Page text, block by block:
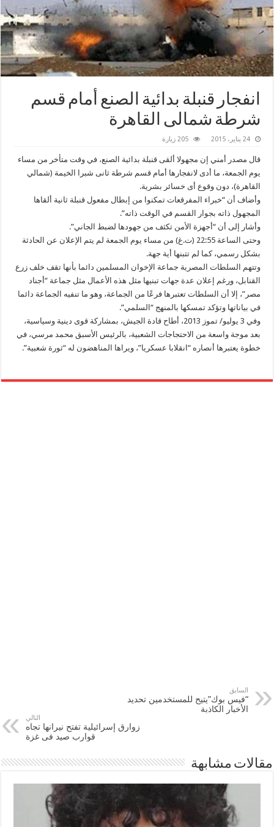
انفجار قنبلة بدائية الصنع أمام قسم
شرطة شمالى القاهرة
24 يناير، 2015 205 زيارة
قال مصدر أمني إن مجهولا ألقى قنبلة بدائية الصنع، في وقت متأخر من مساء
يوم الجمعة، ما أدى لانفجارها أمام قسم شرطة ثانى شبرا الخيمة (شمالي
القاهرة)، دون وقوع أى خسائر بشرية.
وأضاف أن “خبراء المفرقعات تمكنوا من إبطال مفعول قنبلة ثانية ألقاها
المجهول ذاته بجوار القسم في الوقت ذاته”.
وأشار إلى أن “أجهزة الأمن تكثف من جهودها لضبط الجاني”.
وحتى الساعة 22:55 (ت.غ) من مساء يوم الجمعة لم يتم الإعلان عن الحادثة
بشكل رسمي، كما لم تتبنها أية جهة.
وتتهم السلطات المصرية جماعة الإخوان المسلمين دائما بأنها تقف خلف زرع
القنابل، ورغم إعلان عدة جهات تبنيها مثل هذه الأعمال مثل جماعة “أجناد
مصر”، إلا أن السلطات تعتبرها فرعًا من الجماعة، وهو ما تنفيه الجماعة دائما
في بياناتها وتؤكد تمسكها بالمنهج “السلمي”.
وفي 3 يوليو/ تموز 2013، أطاح قادة الجيش، بمشاركة قوى دينية وسياسية،
بعد موجة واسعة من الاحتجاجات الشعبية، بالرئيس الأسبق محمد مرسي، في
خطوة يعتبرها أنصاره “انقلابا عسكريا”، ويراها المناهضون له “ثورة شعبية”.
السابق
“فيس بوك”يتيح للمستخدمين تحديد
الأخبار الكاذبة
التالي
زوارق إسرائيلية تفتح نيرانها تجاه
قوارب صيد فى ‫‏غزة‬
مقالات مشابهة